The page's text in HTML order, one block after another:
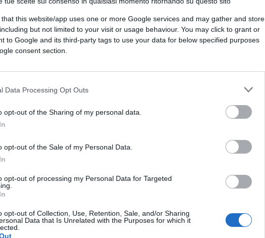
that this website/app uses one or more Google services and may gather and store
but not limited to your visit or usage behaviour. You may click to grant or
to Google and its third-party tags to use your data for below specified purposes
consent section.
Data Processing Opt Outs
opt-out of the Sharing of my personal data.
opt-out of the Sale of my Personal Data.
opt-out of processing my Personal Data for Targeted
opt-out of Collection, Use, Retention, Sale, and/or Sharing
Data that Is Unrelated with the Purposes for which it
sulla plebe cavia. Cosa di cui si
di ex iscritti, preferibilmente giovani.
o demenziale: “Buona festa del lavoro
A quanti lo cercano”. Come a dire:
potrebbe rispondere: io il lavoro lo creo
sulle cui pretese folli o mascalzone la
parte e sì che le
resta della classe media e operaia; ma il
ragione che il segretario di
Pd che è la cinghia di trasmissione tra
manda dritto a Bruxelles.